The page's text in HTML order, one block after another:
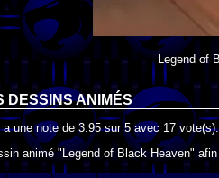
Legend of
DESSINS ANIMÉS
une note de 3.95sur5 avec 17 vote(s).
animé "Legend of Black Heaven"